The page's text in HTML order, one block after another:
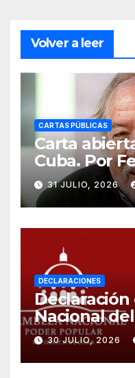
Volver a leer
CARTAS PÚBLICAS
Carta
Cuba. Por
31 JULIO, 2026
DECLARACIONES
Nacional
¡Cesen el
el castigo
cubano!
30 JULIO, 2026